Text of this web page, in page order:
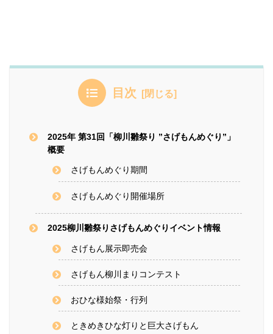
目次
2025年 第31回「柳川雛祭り ”さげもんめぐり”」
概要
さげもんめぐり期間
さげもんめぐり開催場所
2025柳川雛祭りさげもんめぐりイベント情報
さげもん展示即売会
さげもん柳川まりコンテスト
おひな様始祭・行列
ときめきひな灯りと巨大さげもん